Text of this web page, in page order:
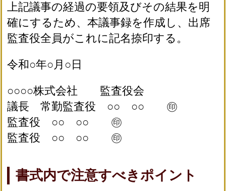
上記議事の経過の要領及びその結果を明
確にするため、本議事録を作成し、出席
監査役全員がこれに記名捺印する。
令和○年○月○日
○○○○株式会社 監査役会
議長 常勤監査役 ○○ ○○ ㊞
監査役 ○○ ○○ ㊞
監査役 ○○ ○○ ㊞
書式内で注意すべきポイント